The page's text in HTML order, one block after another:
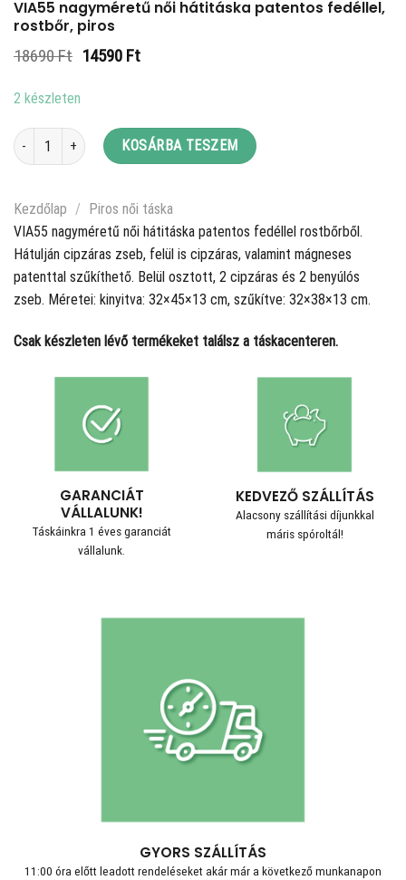
VIA55 nagyméretű női hátitáska patentos fedéllel,
rostbőr, piros
18690Ft Original
14590 FtCurrent
2 készleten
VIA55 nagyméretű női hátitáska patentos fedéllel, rostbőr, piros
KOSÁRBA TESZEM
Kezdőlap /
Piros női táska
VIA55 nagyméretű női hátitáska patentos fedéllel rostbőrből.
Hátulján cipzáras zseb, felül is cipzáras, valamint mágneses
patenttal szűkíthető. Belül osztott, 2 cipzáras és 2 benyúlós
zseb. Méretei: kinyitva: 32×45×13 cm, szűkítve: 32×38×13 cm.
Csak készleten lévő termékeket találsz a táskacenteren.
GARANCIÁT
VÁLLALUNK!
Táskáinkra 1 éves garanciát
vállalunk.
KEDVEZŐ SZÁLLÍTÁS
Alacsony szállítási díjunkkal
máris spóroltál!
GYORS SZÁLLÍTÁS
11:00 óra előtt leadott rendeléseket akár már a következő munkanapon